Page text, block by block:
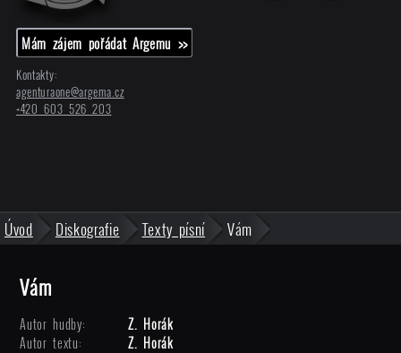
Mám zájem pořádat Argemu >>
Kontakty:
agenturaone@argema.cz
+420 603 526 203
Úvod Diskografie Texty písní Vám
Vám
Autor hudby:
Z. Horák
Autor textu:
Z. Horák